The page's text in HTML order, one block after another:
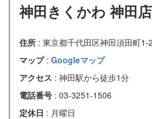
神田きくかわ 神田店
住所 : 東京都千代田区神田須田町1-
マップ : Googleマップ
アクセス : 神田駅から徒歩1分
電話番号 : 03-3251-1506
定休日 : 月曜日